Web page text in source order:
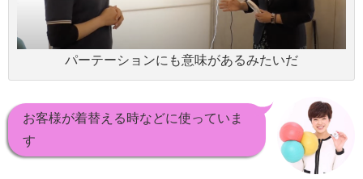
パーテーションにも意味があるみたいだ
お客様が着替える時などに使っていま
す